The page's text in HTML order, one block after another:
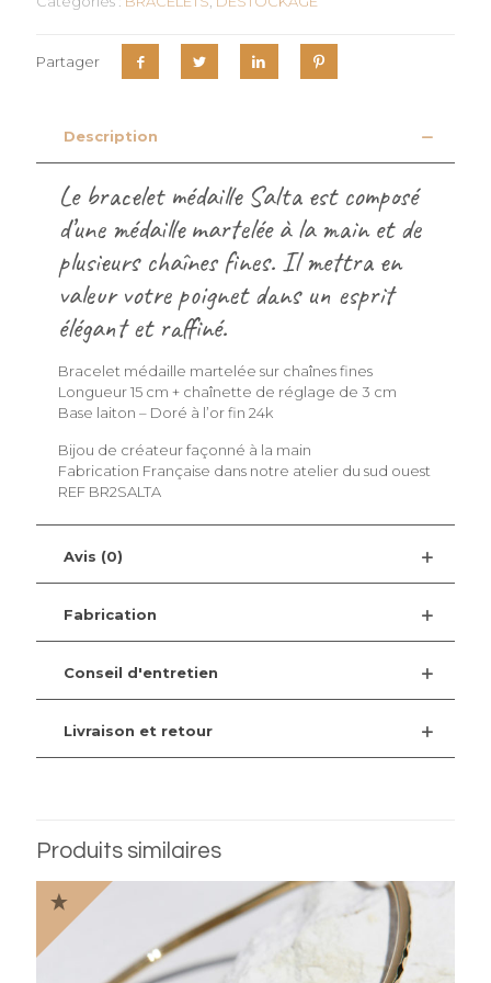
Partager
Description
Le bracelet médaille Salta est composé
d’une médaille martelée à la main et de
plusieurs chaînes fines. Il mettra en
valeur votre poignet dans un esprit
élégant et raffiné.
Bracelet médaille martelée sur chaînes fines
Longueur 15 cm + chaînette de réglage de 3 cm
Base laiton – Doré à l’or fin 24k
Bijou de créateur façonné à la main
Fabrication Française dans notre atelier du sud ouest
REF BR2SALTA
Avis (0)
Fabrication
Conseil d'entretien
Livraison et retour
Produits similaires